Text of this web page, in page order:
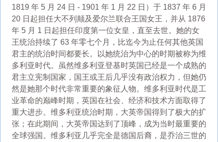
1819 年 5 月 24 日 - 1901 年 1 月 22 日）于 1837 年 6 月
20 日起担任大不列颠及爱尔兰联合王国女王，并从 1876
年 5 月 1 日起担任印度第一位女皇，直至去世。她的女
王统治持续了 63 年零七个月，比迄今为止任何其他英国
君主的统治时间都要长。以她统治为中心的时期被称为维
多利亚时代。虽然维多利亚登基时英国已经是一个成熟的
君主立宪制国家，国王或王后几乎没有政治权力，但她仍
然是她那个时代非常重要的象征人物。维多利亚时代是工
业革命的巅峰时期，英国在社会、经济和技术方面取得了
重大进步。维多利亚统治时期，大英帝国得到了极大的扩
张；在此期间，大英帝国达到了顶峰，成为当时最重要的
全球强国。维多利亚几乎完全是德国后裔，是乔治三世的